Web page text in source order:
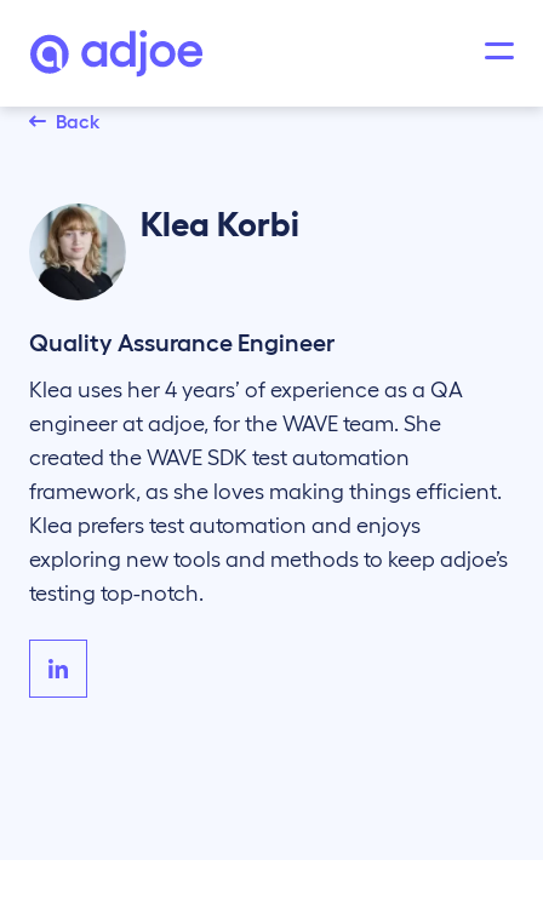
Back
Klea Korbi
Quality Assurance Engineer
Klea uses her 4 years’ of experience as a QA
engineer at adjoe, for the WAVE team. She
created the WAVE SDK test automation
framework, as she loves making things efficient.
Klea prefers test automation and enjoys
exploring new tools and methods to keep adjoe’s
testing top-notch.